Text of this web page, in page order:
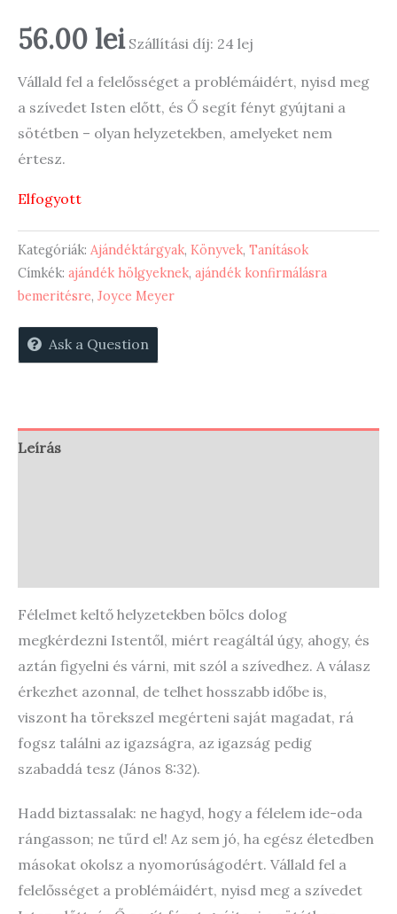
56.00 lei Szállítási díj: 24 lej
Vállald fel a felelősséget a problémáidért, nyisd meg
a szívedet Isten előtt, és Ő segít fényt gyújtani a
sötétben – olyan helyzetekben, amelyeket nem
értesz.
Elfogyott
Kategóriák: Ajándéktárgyak, Könyvek, Tanítások
Címkék: ajándék hölgyeknek, ajándék konfirmálásra
bemeritésre, Joyce Meyer
Ask a Question
Leírás
Félelmet keltő helyzetekben bölcs dolog
megkérdezni Istentől, miért reagáltál úgy, ahogy, és
aztán figyelni és várni, mit szól a szívedhez. A válasz
érkezhet azonnal, de telhet hosszabb időbe is,
viszont ha törekszel megérteni saját magadat, rá
fogsz találni az igazságra, az igazság pedig
szabaddá tesz (János 8:32).
Hadd biztassalak: ne hagyd, hogy a félelem ide-oda
rángasson; ne tűrd el! Az sem jó, ha egész életedben
másokat okolsz a nyomorúságodért. Vállald fel a
felelősséget a problémáidért, nyisd meg a szívedet